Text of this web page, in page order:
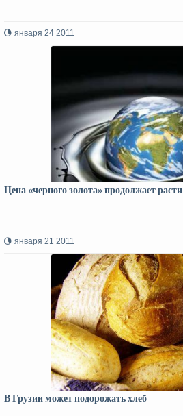
января 24 2011
Цена «черного золота» продолжает расти
января 21 2011
В Грузии может подорожать хлеб